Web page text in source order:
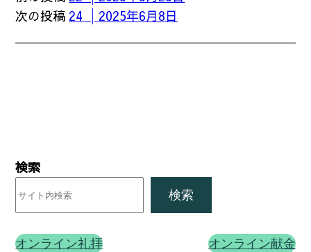
次の投稿 24 │2025年6月8日
検索
検索
オンライン礼拝 オンライン献金